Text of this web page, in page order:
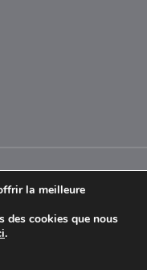
de Géographie
la meilleure
des cookies que nous
.